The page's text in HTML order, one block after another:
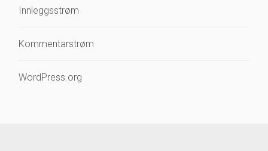
Innleggsstrøm
Kommentarstrøm
WordPress.org